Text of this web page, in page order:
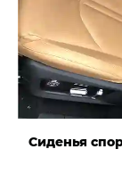
Сиденья